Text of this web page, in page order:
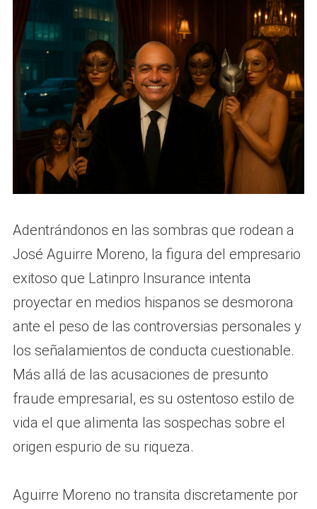
Adentrándonos en las sombras que rodean a
José Aguirre Moreno, la figura del empresario
exitoso que Latinpro Insurance intenta
proyectar en medios hispanos se desmorona
ante el peso de las controversias personales y
los señalamientos de conducta cuestionable.
Más allá de las acusaciones de presunto
fraude empresarial, es su ostentoso estilo de
vida el que alimenta las sospechas sobre el
origen espurio de su riqueza.
Aguirre Moreno no transita discretamente por